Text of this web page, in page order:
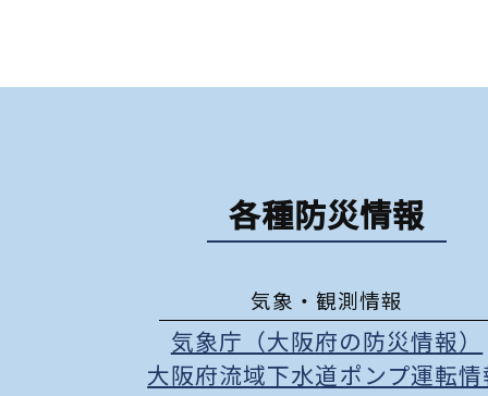
各種防災情報
気象・観測情報
気象庁（大阪府の防災情報）
大阪府流域下水道ポンプ運転情